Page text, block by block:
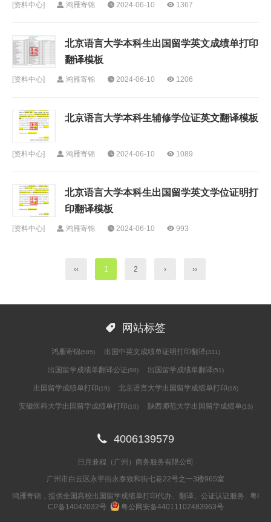
[资料中心] 鸿雁寄锦 2024-06-10 1367
北京语言大学本科生出国留学英文成绩单打印
翻译模板
[资料中心] 鸿雁寄锦 2024-06-10 1206
北京语言大学本科生辅修学位证英文翻译模板
[资料中心] 鸿雁寄锦 2024-06-10 1089
北京语言大学本科生出国留学英文学位证明打
印翻译模板
[资料中心] 鸿雁寄锦 2024-06-10 993
‹‹ 1 2 › ››
 网站标签
鸿雁寄锦(585) 出国中英文成绩单证明打印翻译(331)
出国留学成绩单翻译公证(98) 出国留学成绩单翻译(51)
出国留学成绩单打印(19) 北京语言大学出国留学成绩单打印(16)
安徽医科大学出国留学成绩单打印(16) 陕西师范大学出国留学成绩单(13)
 4006139579
日月兼程（广州）商务服务有限公司
广州市白云区永平街永泰致和街七巷22号之一3楼965室
鸿雁寄锦，提供全国高校出国留学成绩单打印代办、翻译、公证认证服务. 粤I
CP备14042032号
粤公网安备44011102483963号